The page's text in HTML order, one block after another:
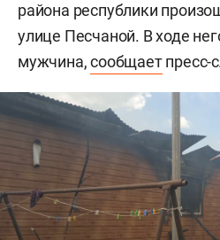
района республики
улице Песчаной. В ходе
мужчина,сообщаетпресс-